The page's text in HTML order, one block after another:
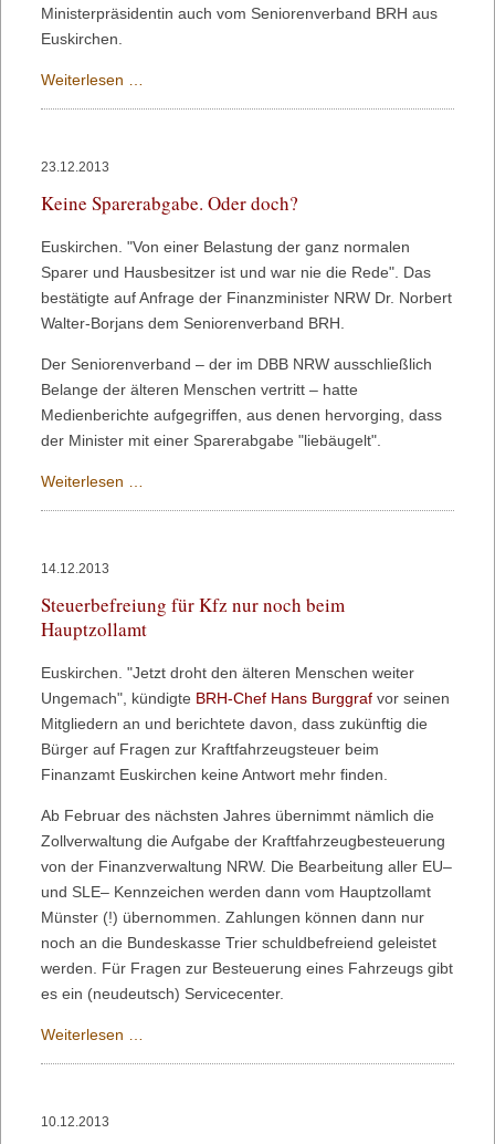
Ministerpräsidentin auch vom Seniorenverband BRH aus
Euskirchen.
Weiterlesen …
Hannelore
23.12.2013
Keine Sparerabgabe. Oder doch?
Euskirchen. "Von einer Belastung der ganz normalen
Sparer und Hausbesitzer ist und war nie die Rede". Das
bestätigte auf Anfrage der Finanzminister NRW Dr. Norbert
Walter-Borjans dem Seniorenverband BRH.
Der Seniorenverband – der im DBB NRW ausschließlich
Belange der älteren Menschen vertritt – hatte
Medienberichte aufgegriffen, aus denen hervorging, dass
der Minister mit einer Sparerabgabe "liebäugelt".
Weiterlesen …
14.12.2013
Steuerbefreiung für Kfz nur noch beim
Hauptzollamt
Euskirchen. "Jetzt droht den älteren Menschen weiter
Ungemach", kündigte BRH-Chef Hans Burggraf vor seinen
Mitgliedern an und berichtete davon, dass zukünftig die
Bürger auf Fragen zur Kraftfahrzeugsteuer beim
Finanzamt Euskirchen keine Antwort mehr finden.
Ab Februar des nächsten Jahres übernimmt nämlich die
Zollverwaltung die Aufgabe der Kraftfahrzeugbesteuerung
von der Finanzverwaltung NRW. Die Bearbeitung aller EU–
und SLE– Kennzeichen werden dann vom Hauptzollamt
Münster (!) übernommen. Zahlungen können dann nur
noch an die Bundeskasse Trier schuldbefreiend geleistet
werden. Für Fragen zur Besteuerung eines Fahrzeugs gibt
es ein (neudeutsch) Servicecenter.
Weiterlesen …
10.12.2013